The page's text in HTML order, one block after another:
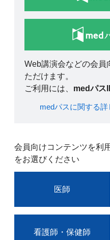
Web講演会などの会員
ただけます。
ご利用には、 medパス
medパスに関する
会員向けコンテンツを利
をお選びください
医師
看護師・保健師